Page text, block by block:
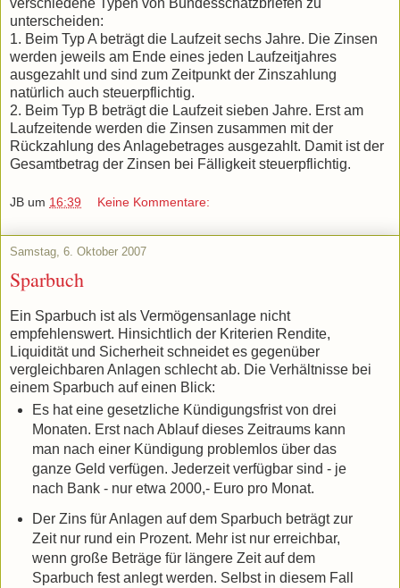
unterscheiden:
1. Beim Typ A beträgt die Laufzeit sechs Jahre. Die Zinsen
werden jeweils am Ende eines jeden Laufzeitjahres
ausgezahlt und sind zum Zeitpunkt der Zinszahlung
natürlich auch steuerpflichtig.
2. Beim Typ B beträgt die Laufzeit sieben Jahre. Erst am
Laufzeitende werden die Zinsen zusammen mit der
Rückzahlung des Anlagebetrages ausgezahlt. Damit ist der
Gesamtbetrag der Zinsen bei Fälligkeit steuerpflichtig.
JB um 16:39 Keine Kommentare:
Samstag, 6. Oktober 2007
Sparbuch
Ein Sparbuch ist als Vermögensanlage nicht
empfehlenswert. Hinsichtlich der Kriterien Rendite,
Liquidität und Sicherheit schneidet es gegenüber
vergleichbaren Anlagen schlecht ab. Die Verhältnisse bei
einem Sparbuch auf einen Blick:
Es hat eine gesetzliche Kündigungsfrist von drei
Monaten. Erst nach Ablauf dieses Zeitraums kann
man nach einer Kündigung problemlos über das
ganze Geld verfügen. Jederzeit verfügbar sind - je
nach Bank - nur etwa 2000,- Euro pro Monat.
Der Zins für Anlagen auf dem Sparbuch beträgt zur
Zeit nur rund ein Prozent. Mehr ist nur erreichbar,
wenn große Beträge für längere Zeit auf dem
Sparbuch fest anlegt werden. Selbst in diesem Fall